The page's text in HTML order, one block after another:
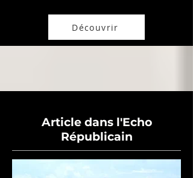
Découvrir
Article dans l'Echo
Républicain